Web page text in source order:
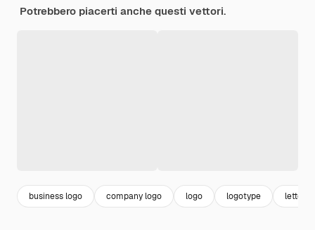
Potrebbero piacerti anche questi vettori.
business logo company logo logo logotype lettera